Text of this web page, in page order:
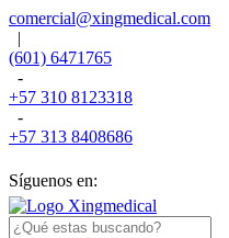
comercial@xingmedical.com
|
(601) 6471765
-
+57 310 8123318
-
+57 313 8408686
Síguenos en: